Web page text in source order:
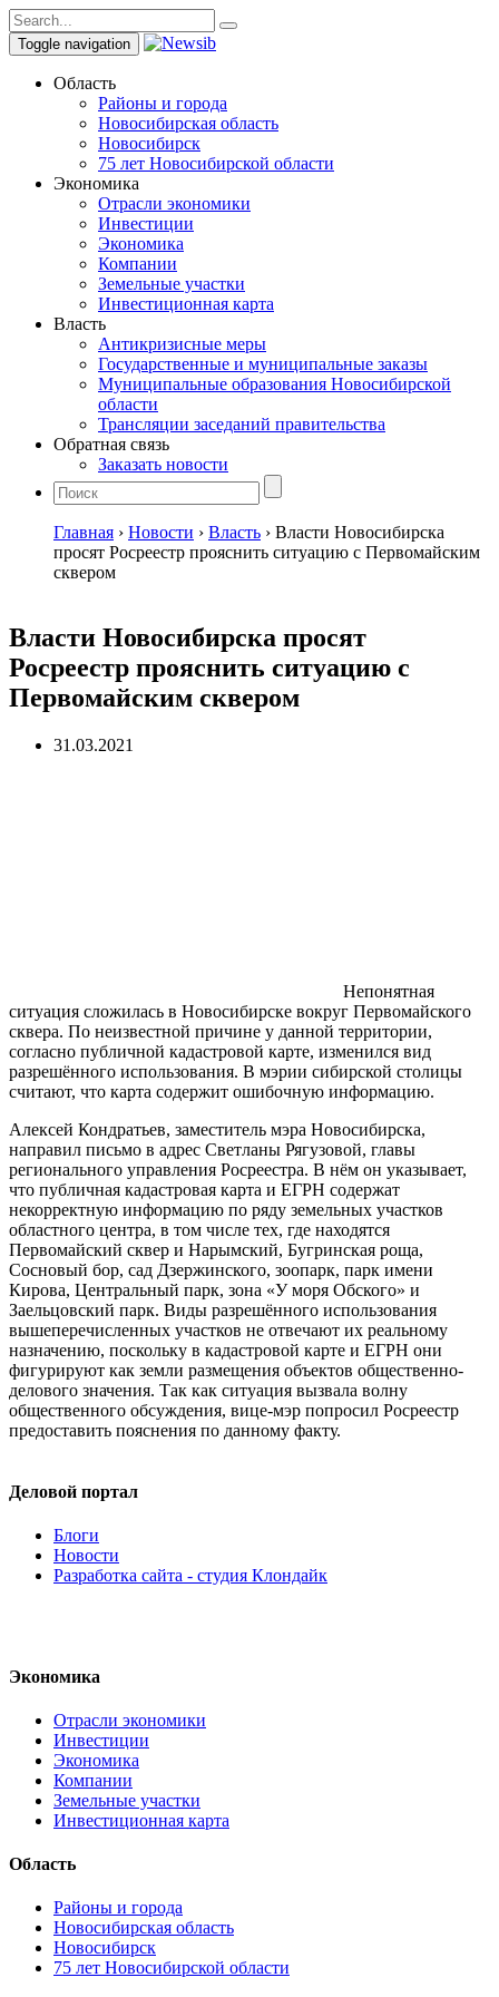
Toggle navigation
Область
Районы и города
Новосибирская область
Новосибирск
75 лет Новосибирской области
Экономика
Отрасли экономики
Инвестиции
Экономика
Компании
Земельные участки
Инвестиционная карта
Власть
Антикризисные меры
Государственные и муниципальные заказы
Муниципальные образования Новосибирской
области
Трансляции заседаний правительства
Обратная связь
Заказать новости
Главная › Новости › Власть › Власти Новосибирска
просят Росреестр прояснить ситуацию с Первомайским
сквером
Власти Новосибирска просят
Росреестр прояснить ситуацию с
Первомайским сквером
31.03.2021
Непонятная
ситуация сложилась в Новосибирске вокруг Первомайского
сквера. По неизвестной причине у данной территории,
согласно публичной кадастровой карте, изменился вид
разрешённого использования. В мэрии сибирской столицы
считают, что карта содержит ошибочную информацию.
Алексей Кондратьев, заместитель мэра Новосибирска,
направил письмо в адрес Светланы Рягузовой, главы
регионального управления Росреестра. В нём он указывает,
что публичная кадастровая карта и ЕГРН содержат
некорректную информацию по ряду земельных участков
областного центра, в том числе тех, где находятся
Первомайский сквер и Нарымский, Бугринская роща,
Сосновый бор, сад Дзержинского, зоопарк, парк имени
Кирова, Центральный парк, зона «У моря Обского» и
Заельцовский парк. Виды разрешённого использования
вышеперечисленных участков не отвечают их реальному
назначению, поскольку в кадастровой карте и ЕГРН они
фигурируют как земли размещения объектов общественно-
делового значения. Так как ситуация вызвала волну
общественного обсуждения, вице-мэр попросил Росреестр
предоставить пояснения по данному факту.
Деловой портал
Блоги
Новости
Разработка сайта - студия Клондайк
Экономика
Отрасли экономики
Инвестиции
Экономика
Компании
Земельные участки
Инвестиционная карта
Область
Районы и города
Новосибирская область
Новосибирск
75 лет Новосибирской области